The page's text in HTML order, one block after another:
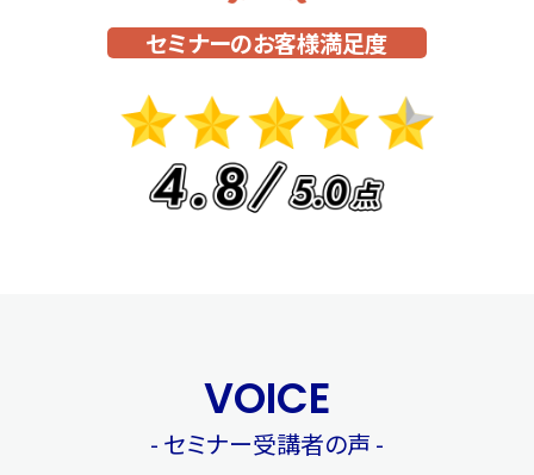
セミナーのお客様満足度
VOICE
- セミナー受講者の声 -